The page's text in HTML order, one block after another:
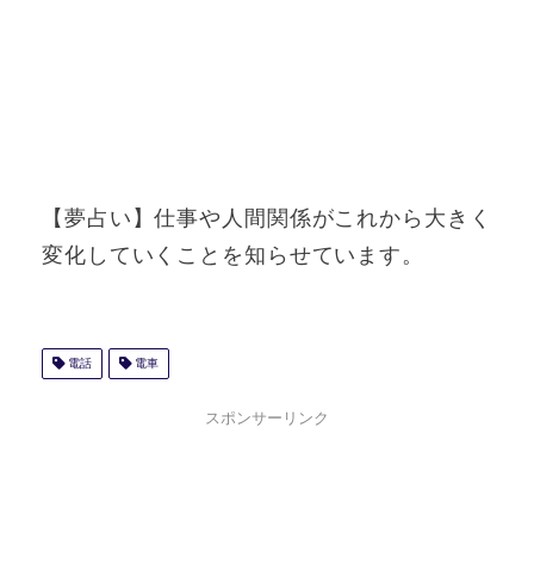
【夢占い】仕事や人間関係がこれから大きく
変化していくことを知らせています。
電話 電車
スポンサーリンク